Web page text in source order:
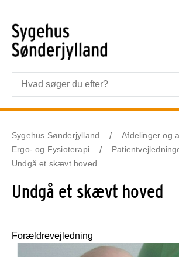
Sygehus Sønderjylland
Afdelinger og
Ergo- og Fysioterapi
Undgå et skævt hoved
Undgå et skævt hoved
Forældrevejledning